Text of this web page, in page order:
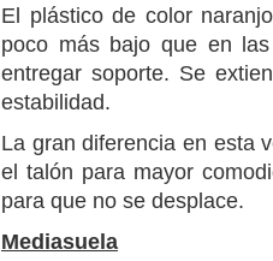
El plástico de color
poco más bajo que en
entregar soporte. Se
estabilidad.
La gran diferencia en esta
el talón para mayor
para que no se desplace.
Mediasuela